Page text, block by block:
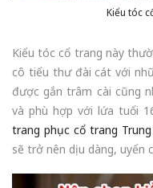
Kiểu tóc
Kiểu tóc cổ trang này
cô tiểu thư đài cát với
được gắn trâm cài cũng
và phù hợp với lứa tuổi
trang phục cổ trang
sẽ trở nên dịu dàng, uyển